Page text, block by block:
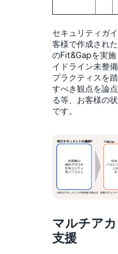
セキュリティガ
客様で作成され
のFit&Gapを実
イドライン未整
プラクティスを
すべき観点を論
る等、お客様の
です。
マルチア
支援